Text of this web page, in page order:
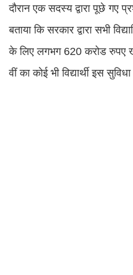
दौरान एक सदस्य द्वारा पूछे गए
बताया कि सरकार द्वारा सभी
के लिए लगभग 620 करोड रुपए
वीं का कोई भी विद्यार्थी इस